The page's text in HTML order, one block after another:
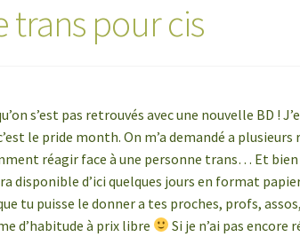
trans pour cis
s’est pas retrouvés avec une nouvelle BD !
le pride month. On m’a demandé a
réagir face à une personne trans… Et bien
disponible d’ici quelques jours en format
tu puisse le donner a tes proches, profs,
d’habitude à prix libre
Si je n’ai pas encore